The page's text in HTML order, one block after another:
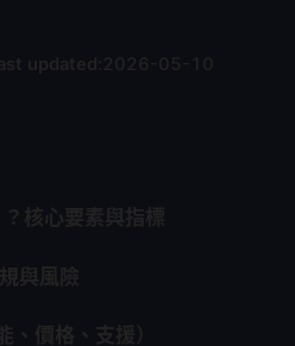
updated: